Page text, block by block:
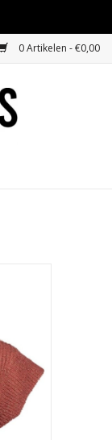
0 Artikelen - €0,00